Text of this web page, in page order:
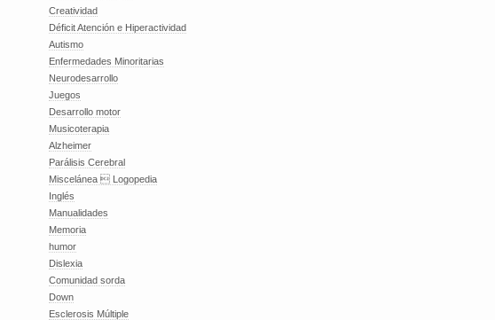
Creatividad
Déficit Atención e Hiperactividad
Autismo
Enfermedades Minoritarias
Neurodesarrollo
Juegos
Desarrollo motor
Musicoterapia
Alzheimer
Parálisis Cerebral
Miscelánea  Logopedia
Inglés
Manualidades
Memoria
humor
Dislexia
Comunidad sorda
Down
Esclerosis Múltiple